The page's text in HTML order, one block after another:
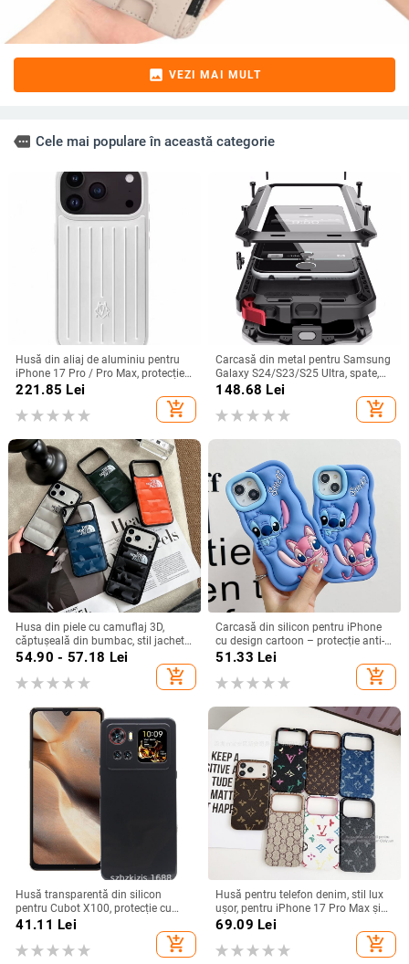
image VEZI MAI MULT
more Cele mai populare în această categorie
Husă din aliaj de aluminiu pentru
iPhone 17 Pro / Pro Max, protecție
anti-cădere, închidere magnetică,
turnare prin injecție, posibilitate de
personalizare
221.85 Lei
add_shopping_cart
Carcasă din metal pentru Samsung
Galaxy S24/S23/S25 Ultra, spate,
prelucrată, personalizabilă, disipare
căldură, anti-cadere, anti-amprentă
148.68 Lei
add_shopping_cart
Husa din piele cu camuflaj 3D,
căptușeală din bumbac, stil jachetă
de iarnă, compatibilă cu iPhone
54.90 - 57.18 Lei
add_shopping_cart
Carcasă din silicon pentru iPhone
cu design cartoon – protecție anti-
cădere, finisaj mat, compatibilă cu
(Pro/Max)
51.33 Lei
add_shopping_cart
Husă transparentă din silicon
pentru Cubot X100, protecție cu
acoperire totală
41.11 Lei
add_shopping_cart
Husă pentru telefon denim, stil lux
ușor, pentru iPhone 17 Pro Max și
iPhone 16, cu acoperire totală
69.09 Lei
add_shopping_cart